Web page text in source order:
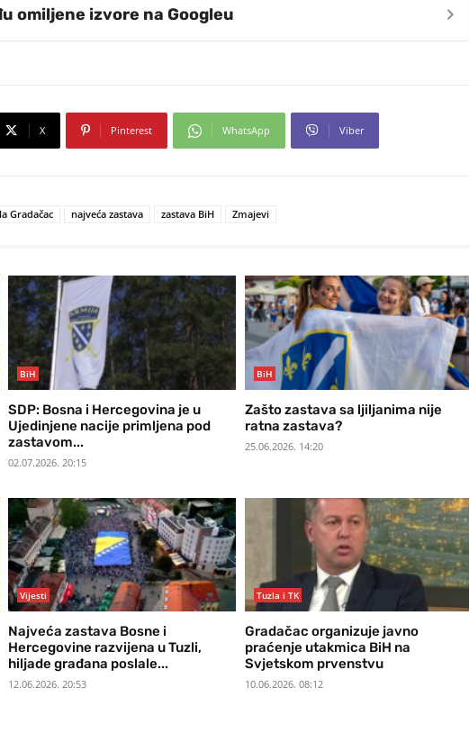
omiljene izvore na Googleu ›
X Pinterest WhatsApp Viber
Gradačac najveća zastava zastava BiH Zmajevi
BiH
SDP: Bosna i Hercegovina je u
Ujedinjene nacije primljena pod
zastavom...
02.07.2026. 20:15
BiH
Zašto zastava sa ljiljanima nije
ratna zastava?
25.06.2026. 14:20
Vijesti
Najveća zastava Bosne i
Hercegovine razvijena u Tuzli,
hiljade građana poslale...
12.06.2026. 20:53
Tuzla i TK
Gradačac organizuje javno
praćenje utakmica BiH na
Svjetskom prvenstvu
10.06.2026. 08:12